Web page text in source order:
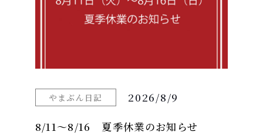
やまぶん日記 2026/8/9
8/11～8/16 夏季休業のお知らせ